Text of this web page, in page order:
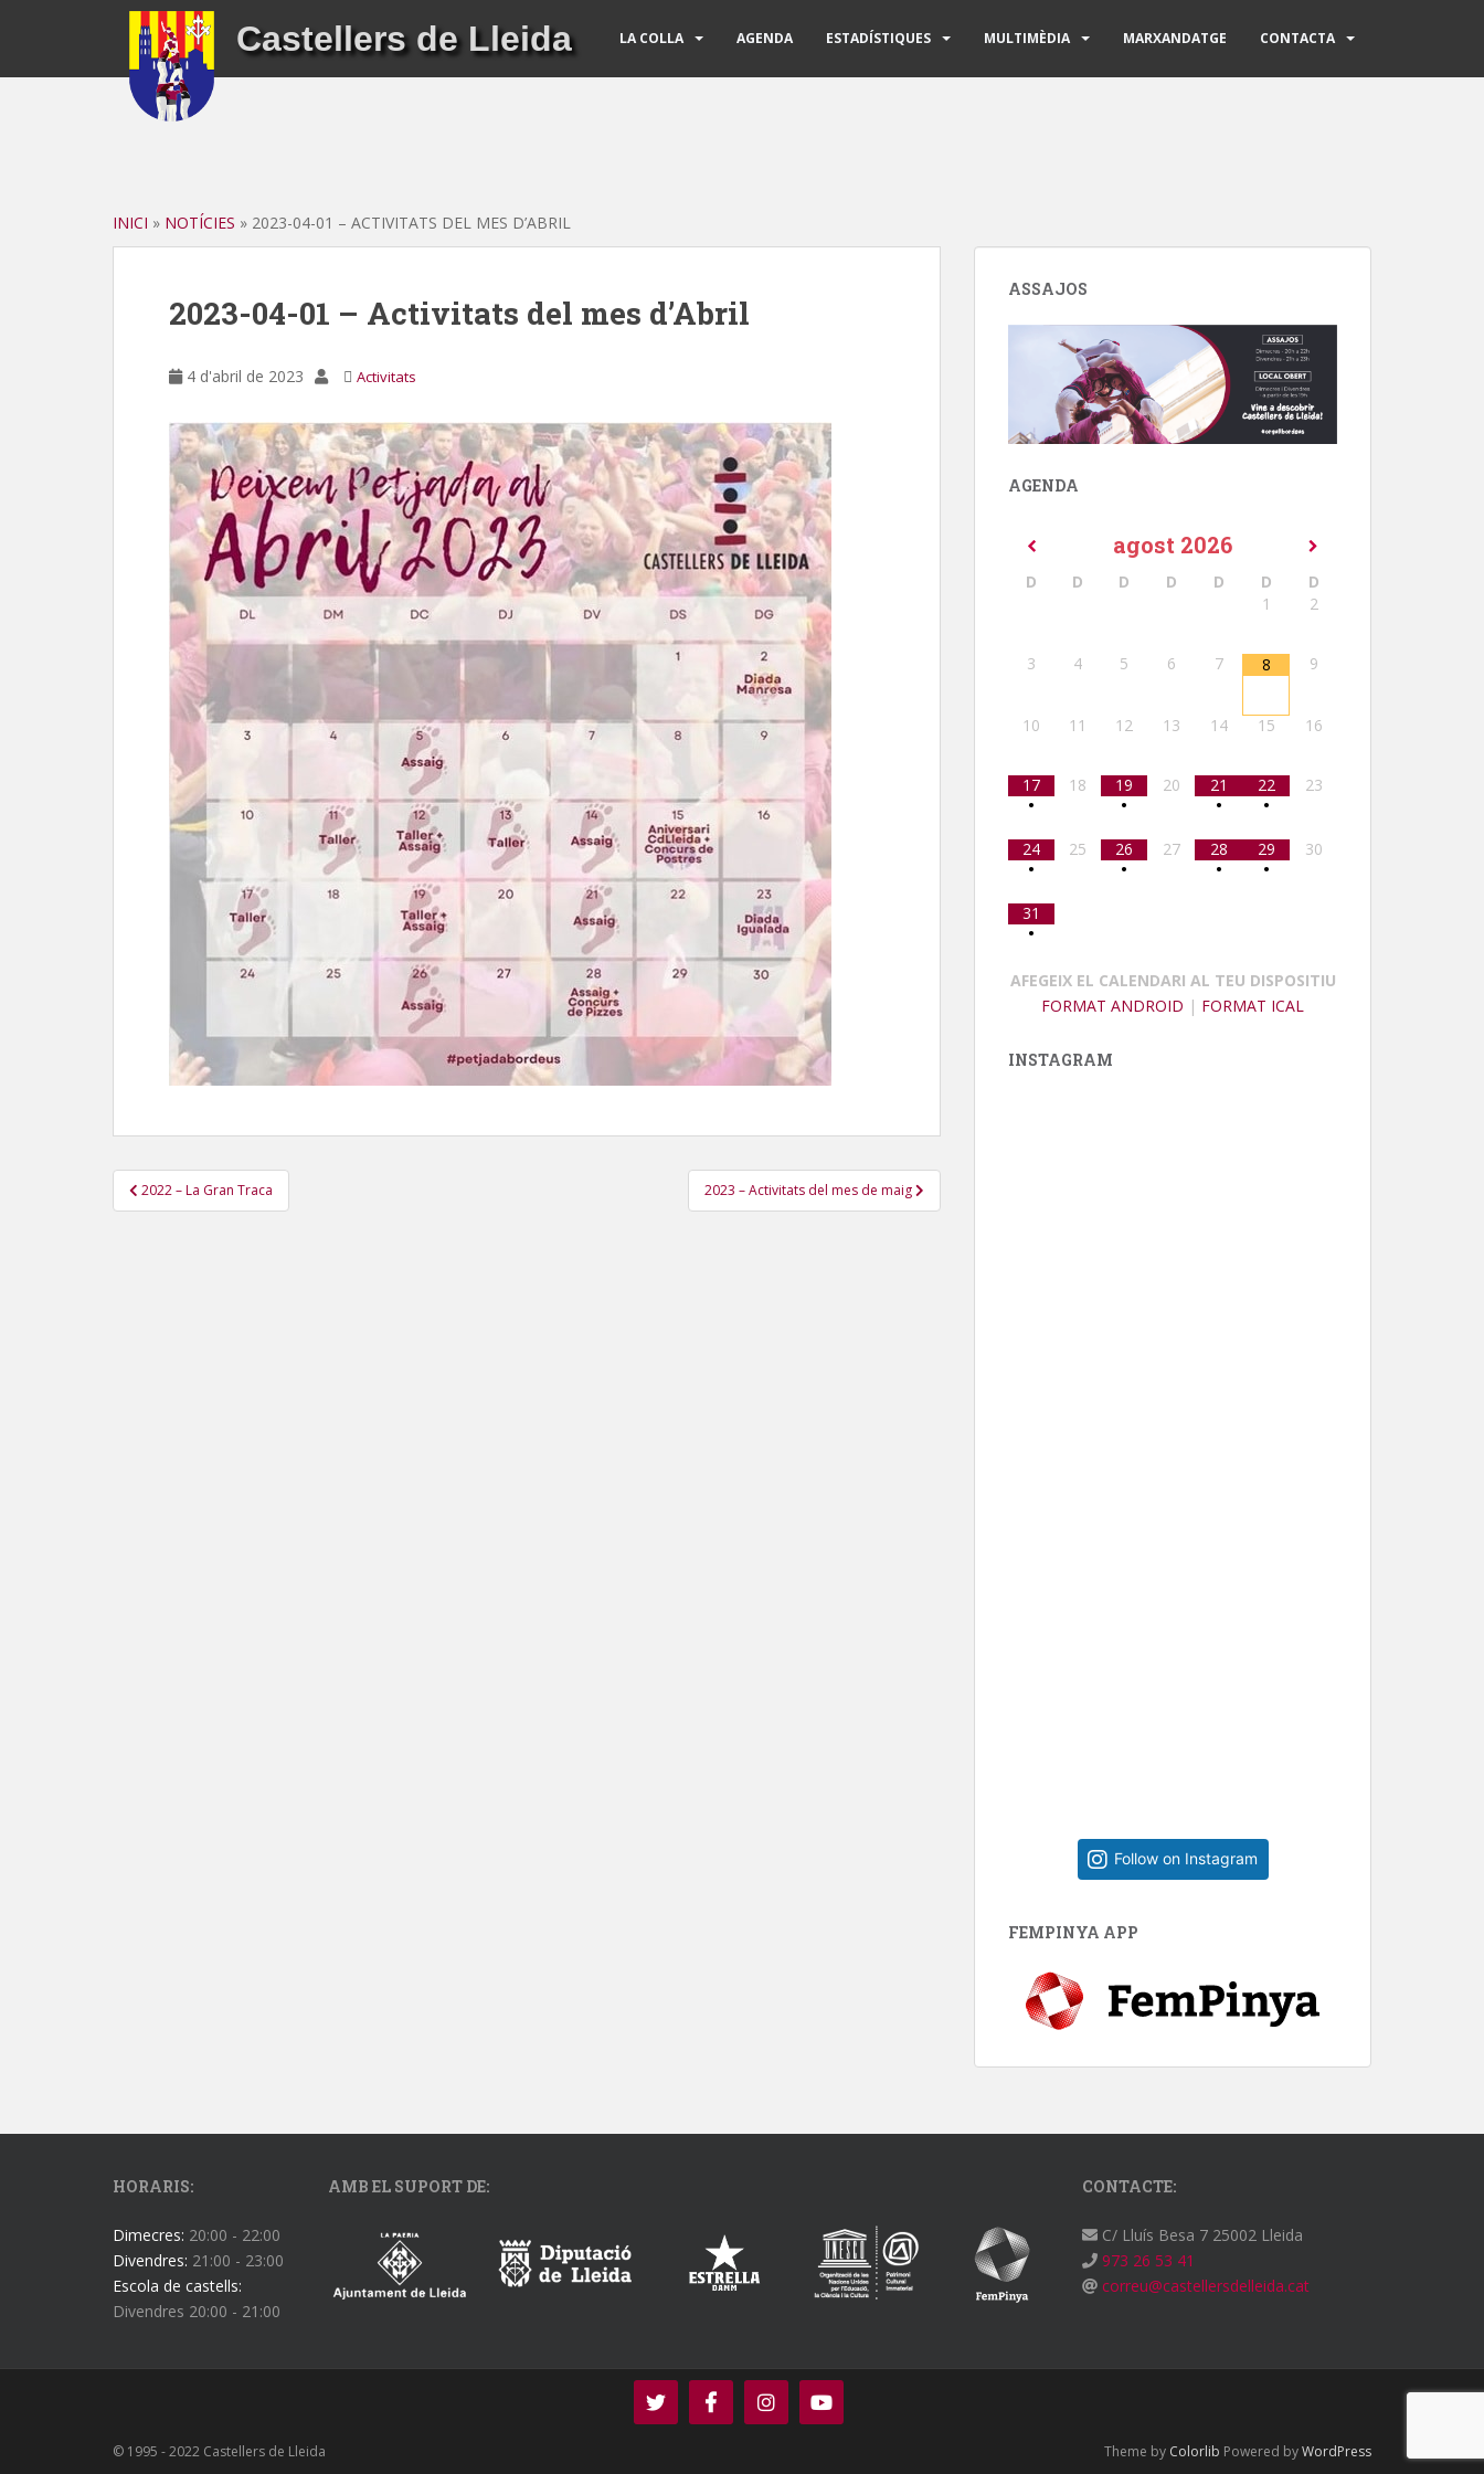
Castellers de Lleida LA COLLA AGENDA ESTADÍSTIQUES MULTIMÈDIA MARXANDATGE CONTACTA
INICI » NOTÍCIES » 2023-04-01 – ACTIVITATS DEL MES D’ABRIL
2023-04-01 – Activitats del mes d’Abril
4 d'abril de 2023 Activitats
Navegació
d'entrades
2022 – La Gran Traca 2023 – Activitats del mes de maig
ASSAJOS
AGENDA
agost 2026
D D D D D D
D
1
2
3 4 5 6 7 8 9
10 11 12 13 14 15 16
17
•
18
19
•
20
21
•
22
•
23
24
•
25
26
•
27
28
•
29
•
30
31
•
AFEGEIX EL CALENDARI AL TEU DISPOSITIU
FORMAT ANDROID | FORMAT ICAL
INSTAGRAM
Follow on Instagram
FEMPINYA APP
HORARIS:
Dimecres: 20:00 - 22:00
Divendres: 21:00 - 23:00
Escola de castells:
Divendres 20:00 - 21:00
AMB EL SUPORT DE: CONTACTE:
C/ Lluís Besa 7 25002 Lleida
973 26 53 41
correu@castellersdelleida.cat
© 1995 - 2022 Castellers de Lleida Theme by Colorlib Powered byWordPress